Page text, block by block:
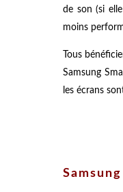
de son (si
moins
Tous
Samsung
les écrans